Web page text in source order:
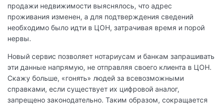
продажи недвижимости выяснялось, что адрес
проживания изменен, а для подтверждения сведений
необходимо было идти в ЦОН, затрачивая время и порой
нервы.
Новый сервис позволяет нотариусам и банкам запрашивать
эти данные напрямую, не отправляя своего клиента в ЦОН.
Скажу больше, «гонять» людей за всевозможными
справками, если существует их цифровой аналог,
запрещено законодательно. Таким образом, сокращается